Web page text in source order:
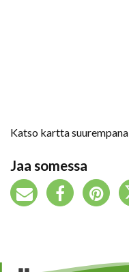
Katso kartta suurempana
Jaa somessa